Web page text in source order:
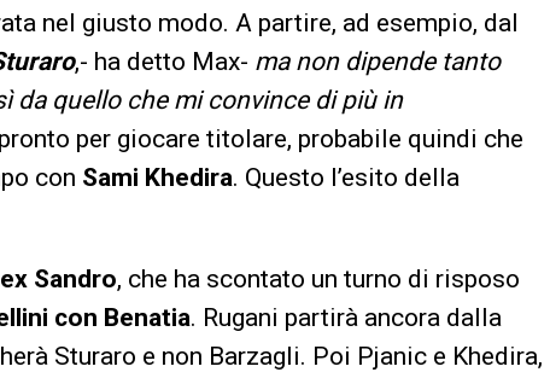
nel giusto modo. A partire, ad esempio, dal
,- ha detto Max- ma non dipende tanto
da quello che mi convince di più in
per giocare titolare, probabile quindi che
con Sami Khedira. Questo l’esito della
Sandro, che ha scontato un turno di risposo
con Benatia. Rugani partirà ancora dalla
Sturaro e non Barzagli. Poi Pjanic e Khedira,